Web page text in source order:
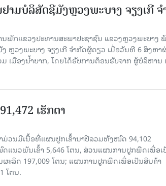
າມບໍ​ລິ​ສັດຊີມັງຫຼວງພະບາງ ຈຽງເກີ ຈໍ
ນ​ພັກແຂວງປະທານສະພາປະຊາຊົນ ແຂວງຫຼວງພະບາງ
ຫຼວງພະບາງ ຈຽງເກີ ຈໍາກັດຜູ້ດຽວ ເມື່ອ​ວັນ​ທີ 6 ສິງ​ຫາ​
ເມືອງນໍ້າບາກ, ໂດຍໄດ້ຮັບການຕ້ອນຮັບຈາກ ຜູ້ບໍລິຫານ
ເຮັກຕາ
ມ່ວນມີເນື້ອທີ່ແຜນປູກເຂົ້ານາປີລວມທັງໝົດ 94,102
ດແນວພັນເຂົ້າ 5,646 ໂຕນ, ສ່ວນແຜນການປູກພືດເພື່ອເ
ຜະລິດ 197,009 ໂຕນ; ແຜນການປູກພືດເພື່ອເປັນສິນຄ້າ
ໂຕນ.